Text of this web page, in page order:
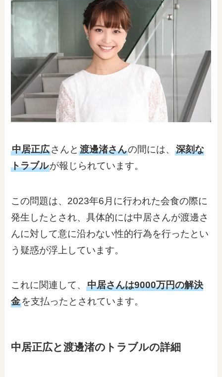
中居正広さんと渡邊渚さんの間には、深刻な
トラブルが報じられています。
この問題は、2023年6月に行われた会食の際に
発生したとされ、具体的には中居さんが渡邊さ
んに対して意に沿わない性的行為を行ったとい
う疑惑が浮上しています。
これに関連して、中居さんは9000万円の解決
金を支払ったとされています。
中居正広と渡邊渚のトラブルの詳細